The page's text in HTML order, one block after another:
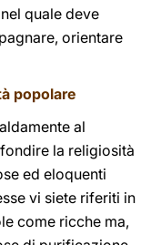
quale deve
orientare
popolare
al
la religiosità
ed eloquenti
vi siete riferiti in
come ricche ma,